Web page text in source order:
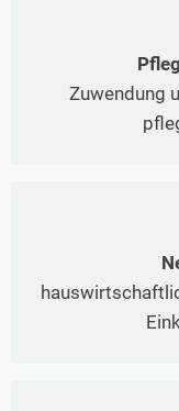
Zuwendung